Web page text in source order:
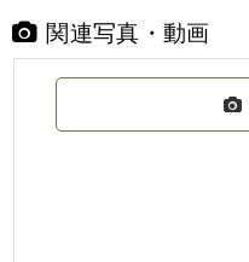
関連写真・動画